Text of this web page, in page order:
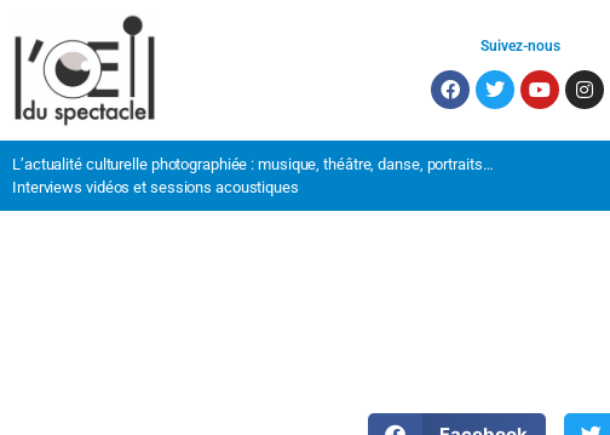
Suivez-nous
L’actualité culturelle photographiée : musique, théâtre, danse, portraits…
Interviews vidéos et sessions acoustiques